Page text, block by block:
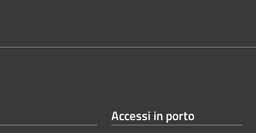
Accessi in porto